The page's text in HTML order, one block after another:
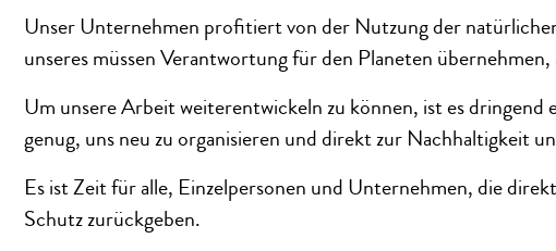
Unser Unternehmen profitiert von der Nutzung der
unseres müssen Verantwortung für den Planeten
Um unsere Arbeit weiterentwickeln zu können, ist es
genug, uns neu zu organisieren und direkt zur Nachhaltigkeit
Es ist Zeit für alle, Einzelpersonen und Unternehmen, die
Schutz zurückgeben.